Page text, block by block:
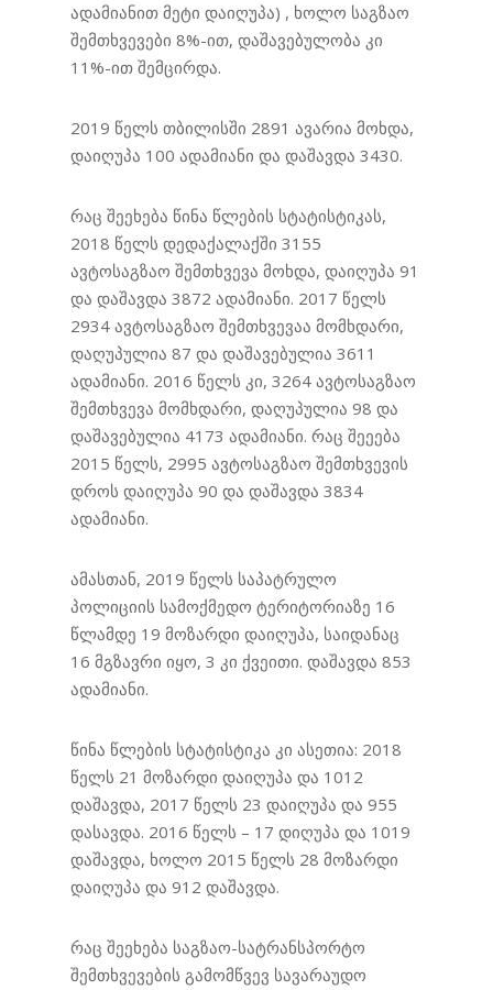
ადამიანით მეტი დაიღუპა) , ხოლო საგზაო
შემთხვევები 8%-ით, დაშავებულობა კი
11%-ით შემცირდა.
2019 წელს თბილისში 2891 ავარია მოხდა,
დაიღუპა 100 ადამიანი და დაშავდა 3430.
რაც შეეხება წინა წლების სტატისტიკას,
2018 წელს დედაქალაქში 3155
ავტოსაგზაო შემთხვევა მოხდა, დაიღუპა 91
და დაშავდა 3872 ადამიანი. 2017 წელს
2934 ავტოსაგზაო შემთხვევაა მომხდარი,
დაღუპულია 87 და დაშავებულია 3611
ადამიანი. 2016 წელს კი, 3264 ავტოსაგზაო
შემთხვევა მომხდარი, დაღუპულია 98 და
დაშავებულია 4173 ადამიანი. რაც შეეება
2015 წელს, 2995 ავტოსაგზაო შემთხვევის
დროს დაიღუპა 90 და დაშავდა 3834
ადამიანი.
ამასთან, 2019 წელს საპატრულო
პოლიციის სამოქმედო ტერიტორიაზე 16
წლამდე 19 მოზარდი დაიღუპა, საიდანაც
16 მგზავრი იყო, 3 კი ქვეითი. დაშავდა 853
ადამიანი.
წინა წლების სტატისტიკა კი ასეთია: 2018
წელს 21 მოზარდი დაიღუპა და 1012
დაშავდა, 2017 წელს 23 დაიღუპა და 955
დასავდა. 2016 წელს – 17 დიღუპა და 1019
დაშავდა, ხოლო 2015 წელს 28 მოზარდი
დაიღუპა და 912 დაშავდა.
რაც შეეხება საგზაო-სატრანსპორტო
შემთხვევების გამომწვევ სავარაუდო